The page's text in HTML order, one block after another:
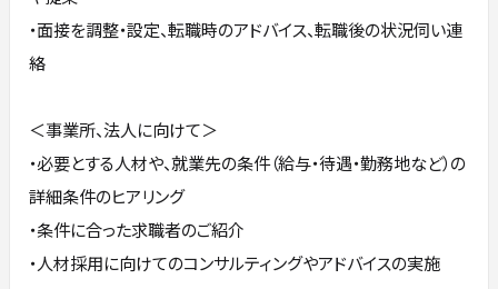
・面接を調整・設定、転職時のアドバイス、転職後の状況伺い連
絡
＜事業所、法人に向けて＞
・必要とする人材や、就業先の条件（給与・待遇・勤務地など）の
詳細条件のヒアリング
・条件に合った求職者のご紹介
・人材採用に向けてのコンサルティングやアドバイスの実施